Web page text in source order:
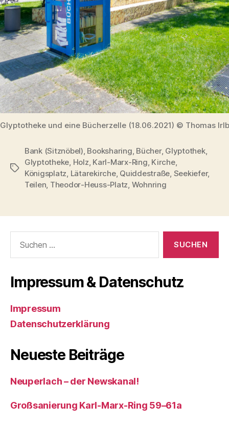
Glyptotheke und eine Bücherzelle (18.06.2021) © Thomas
Schlagwörter
Bank (Sitznöbel) Booksharing Bücher, Glyptothek,
Glyptotheke Holz Karl-Marx-Ring Kirche,
Königsplatz Lätarekirche, Quiddestraße Seekiefer,
Teilen Theodor-Heuss-Platz Wohnring
nach:
Impressum & Datenschutz
Impressum
Datenschutzerklärung
Neueste Beiträge
Neuperlach – der Newskanal!
Großsanierung Karl-Marx-Ring 59–61a